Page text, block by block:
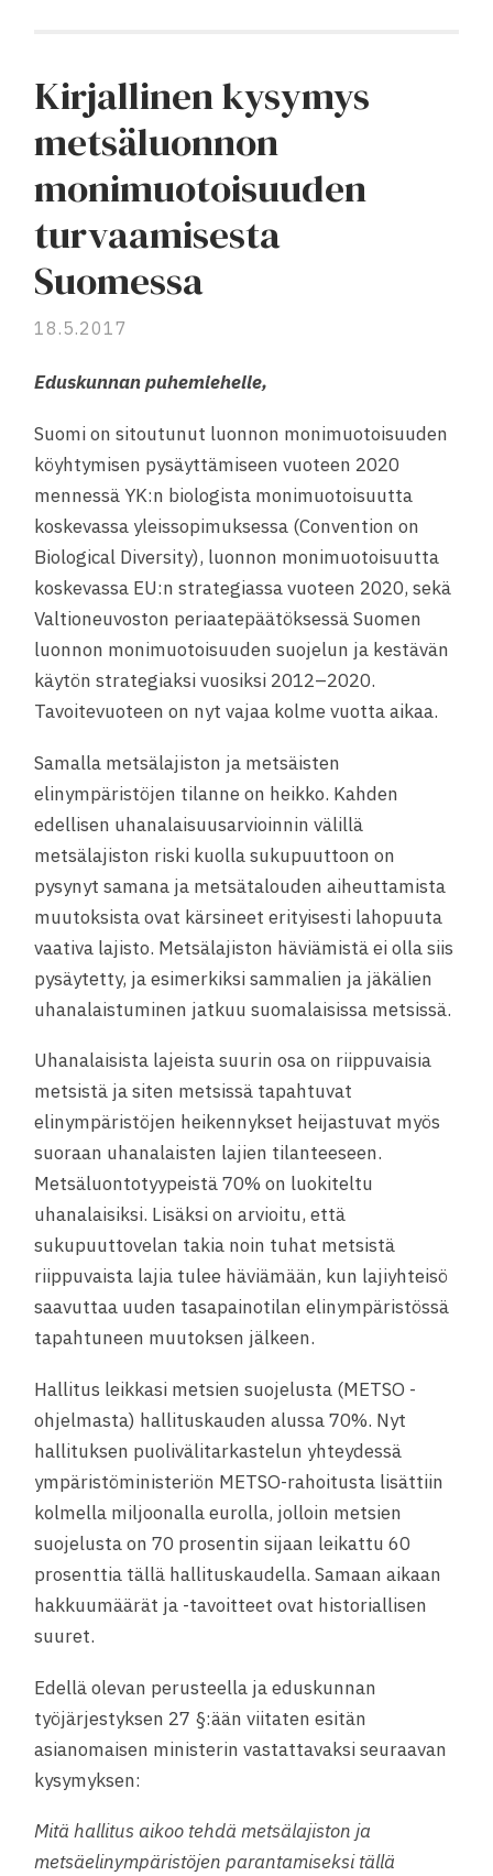
Kirjallinen kysymys
metsäluonnon
monimuotoisuuden
turvaamisesta
Suomessa
18.5.2017
Eduskunnan puhemiehelle,
Suomi on sitoutunut luonnon monimuotoisuuden
köyhtymisen pysäyttämiseen vuoteen 2020
mennessä YK:n biologista monimuotoisuutta
koskevassa yleissopimuksessa (Convention on
Biological Diversity), luonnon monimuotoisuutta
koskevassa EU:n strategiassa vuoteen 2020, sekä
Valtioneuvoston periaatepäätöksessä Suomen
luonnon monimuotoisuuden suojelun ja kestävän
käytön strategiaksi vuosiksi 2012–2020.
Tavoitevuoteen on nyt vajaa kolme vuotta aikaa.
Samalla metsälajiston ja metsäisten
elinympäristöjen tilanne on heikko. Kahden
edellisen uhanalaisuusarvioinnin välillä
metsälajiston riski kuolla sukupuuttoon on
pysynyt samana ja metsätalouden aiheuttamista
muutoksista ovat kärsineet erityisesti lahopuuta
vaativa lajisto. Metsälajiston häviämistä ei olla siis
pysäytetty, ja esimerkiksi sammalien ja jäkälien
uhanalaistuminen jatkuu suomalaisissa metsissä.
Uhanalaisista lajeista suurin osa on riippuvaisia
metsistä ja siten metsissä tapahtuvat
elinympäristöjen heikennykset heijastuvat myös
suoraan uhanalaisten lajien tilanteeseen.
Metsäluontotyypeistä 70% on luokiteltu
uhanalaisiksi. Lisäksi on arvioitu, että
sukupuuttovelan takia noin tuhat metsistä
riippuvaista lajia tulee häviämään, kun lajiyhteisö
saavuttaa uuden tasapainotilan elinympäristössä
tapahtuneen muutoksen jälkeen.
Hallitus leikkasi metsien suojelusta (METSO -
ohjelmasta) hallituskauden alussa 70%. Nyt
hallituksen puolivälitarkastelun yhteydessä
ympäristöministeriön METSO-rahoitusta lisättiin
kolmella miljoonalla eurolla, jolloin metsien
suojelusta on 70 prosentin sijaan leikattu 60
prosenttia tällä hallituskaudella. Samaan aikaan
hakkuumäärät ja -tavoitteet ovat historiallisen
suuret.
Edellä olevan perusteella ja eduskunnan
työjärjestyksen 27 §:ään viitaten esitän
asianomaisen ministerin vastattavaksi seuraavan
kysymyksen:
Mitä hallitus aikoo tehdä metsälajiston ja
metsäelinympäristöjen parantamiseksi tällä